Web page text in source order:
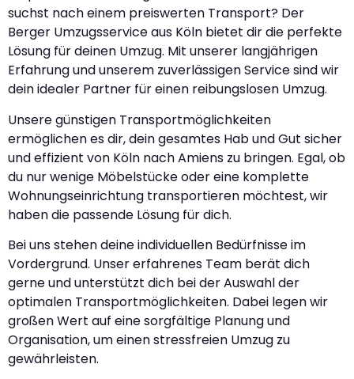
suchst nach einem preiswerten Transport? Der
Berger Umzugsservice aus Köln bietet dir die perfekte
Lösung für deinen Umzug. Mit unserer langjährigen
Erfahrung und unserem zuverlässigen Service sind wir
dein idealer Partner für einen reibungslosen Umzug.
Unsere günstigen Transportmöglichkeiten
ermöglichen es dir, dein gesamtes Hab und Gut sicher
und effizient von Köln nach Amiens zu bringen. Egal, ob
du nur wenige Möbelstücke oder eine komplette
Wohnungseinrichtung transportieren möchtest, wir
haben die passende Lösung für dich.
Bei uns stehen deine individuellen Bedürfnisse im
Vordergrund. Unser erfahrenes Team berät dich
gerne und unterstützt dich bei der Auswahl der
optimalen Transportmöglichkeiten. Dabei legen wir
großen Wert auf eine sorgfältige Planung und
Organisation, um einen stressfreien Umzug zu
gewährleisten.